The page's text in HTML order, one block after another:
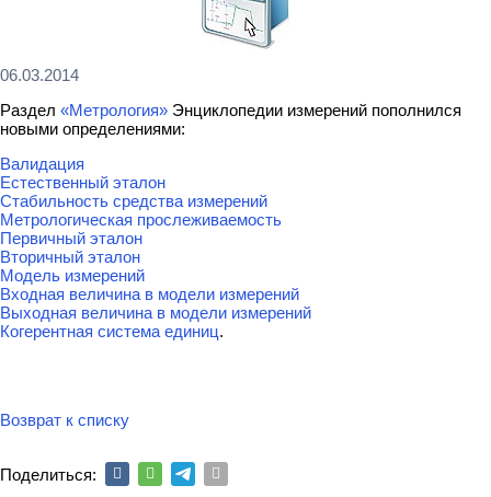
06.03.2014
Раздел «Метрология» Энциклопедии измерений пополнился
новыми определениями:
Валидация
Естественный эталон
Стабильность средства измерений
Метрологическая прослеживаемость
Первичный эталон
Вторичный эталон
Модель измерений
Входная величина в модели измерений
Выходная величина в модели измерений
Когерентная система единиц.
Возврат к списку
Поделиться: